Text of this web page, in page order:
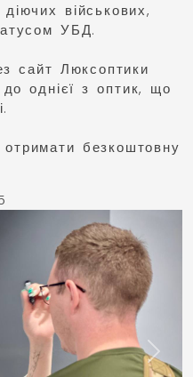
військових,
УБД.
сайт Люксоптики
однієї з оптик, що
безкоштовну
Next